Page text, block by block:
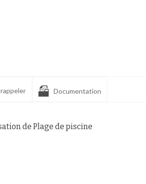
Documentation
de Plage de piscine